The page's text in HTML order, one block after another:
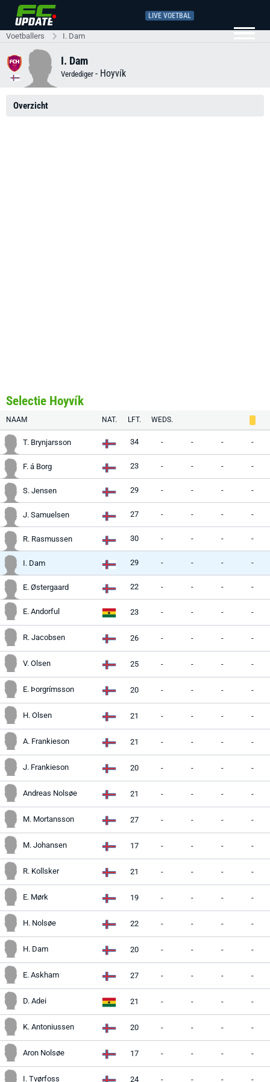
LIVE VOETBAL
Voetballers I. Dam
I. Dam
Verdediger - Hoyvík
Overzicht
Selectie Hoyvík
NAAM NAT. LFT. WEDS.
T. Brynjarsson 34 - - - -
F. á Borg 23 - - - -
S. Jensen 29 - - - -
J. Samuelsen 27 - - - -
R. Rasmussen 30 - - - -
I. Dam 29 - - - -
E. Østergaard 22 - - - -
E. Andorful 23 - - - -
R. Jacobsen 26 - - - -
V. Olsen 25 - - - -
E. Þorgrímsson 20 - - - -
H. Olsen 21 - - - -
A. Frankieson 21 - - - -
J. Frankieson 20 - - - -
Andreas Nolsøe 21 - - - -
M. Mortansson 27 - - - -
M. Johansen 17 - - - -
R. Kollsker 21 - - - -
E. Mørk 19 - - - -
H. Nolsøe 22 - - - -
H. Dam 20 - - - -
E. Askham 27 - - - -
D. Adei 21 - - - -
K. Antoniussen 20 - - - -
Aron Nolsøe 17 - - - -
I. Tvørfoss 24 - - - -